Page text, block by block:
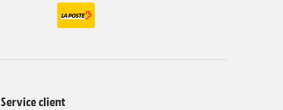
Service client